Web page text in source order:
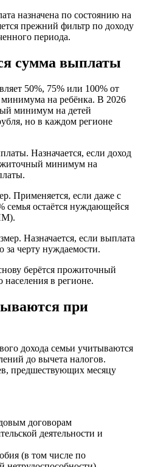
назначена по состоянию на
прежний фильтр по доходу
периода.
сумма выплаты
50%, 75% или 100% от
на ребёнка. В 2026
минимум на детей
но в каждом регионе
Назначается, если доход
минимум на
Применяется, если даже с
семья остаётся нуждающейся
Назначается, если выплата
за черту нуждаемости.
берётся прожиточный
в регионе.
при
дохода семьи учитываются
до вычета налогов.
предшествующих месяцу
договорам
деятельности и
(в том числе по